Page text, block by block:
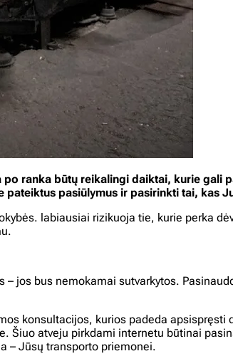
ranka būtų reikalingi daiktai, kurie gali
pasiūlymus ir pasirinkti tai, kas
labiausiai rizikuoja tie, kurie perka
jos bus nemokamai sutvarkytos.
konsultacijos, kurios padeda apsispręsti
Šiuo atveju pirkdami internetu būtinai
– Jūsų transporto priemonei.